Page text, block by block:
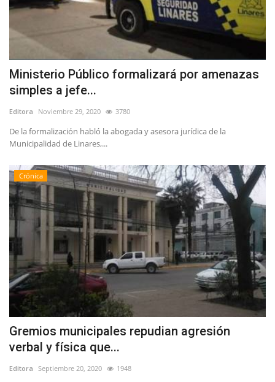
Ministerio Público formalizará por amenazas
simples a jefe...
Editora Noviembre 29, 2020 3780
De la formalización habló la abogada y asesora jurídica de la
Municipalidad de Linares,...
Crónica
Gremios municipales repudian agresión
verbal y física que...
Editora Septiembre 20, 2020 1948